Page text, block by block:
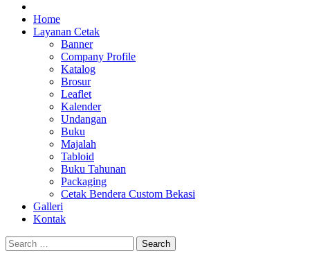
Goe Media Percetakan | 0822-4439-5599 (Call/WA)
0822-4439-5599 (Call/WA) Percetakan jasa cetak banner buku yasin
invoice kartu nama label map nota spanduk stiker undangan
pernikahan murah online 24 jam
Home
Layanan Cetak
Banner
Company Profile
Katalog
Brosur
Leaflet
Kalender
Undangan
Buku
Majalah
Tabloid
Buku Tahunan
Packaging
Cetak Bendera Custom Bekasi
Galleri
Kontak
Search
for: